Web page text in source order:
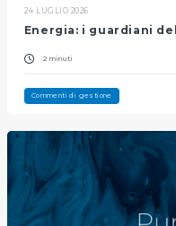
24 LUGLIO 2026
Energia: i guardiani
2 minuti
Commenti di gestione